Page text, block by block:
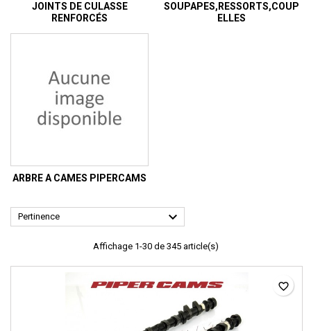
JOINTS DE CULASSE
RENFORCÉS
SOUPAPES,RESSORTS,COUP
ELLES
ARBRE A CAMES PIPERCAMS
Pertinence 
Affichage 1-30 de 345 article(s)
favorite_border